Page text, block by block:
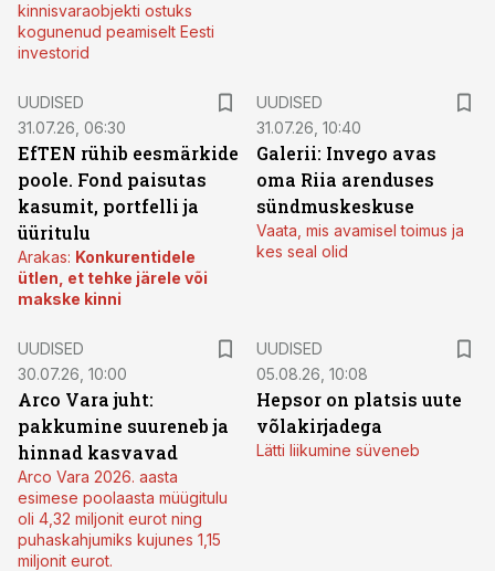
kinnisvaraobjekti ostuks
kogunenud peamiselt Eesti
investorid
UUDISED
31.07.26, 06:30
EfTEN rühib eesmärkide
poole. Fond paisutas
kasumit, portfelli ja
üüritulu
Arakas: Konkurentidele
ütlen, et tehke järele või
makske kinni
UUDISED
31.07.26, 10:40
Galerii: Invego avas
oma Riia arenduses
sündmuskeskuse
Vaata, mis avamisel toimus ja
kes seal olid
UUDISED
30.07.26, 10:00
Arco Vara juht:
pakkumine suureneb ja
hinnad kasvavad
Arco Vara 2026. aasta
esimese poolaasta müügitulu
oli 4,32 miljonit eurot ning
puhaskahjumiks kujunes 1,15
miljonit eurot.
UUDISED
05.08.26, 10:08
Hepsor on platsis uute
võlakirjadega
Lätti liikumine süveneb